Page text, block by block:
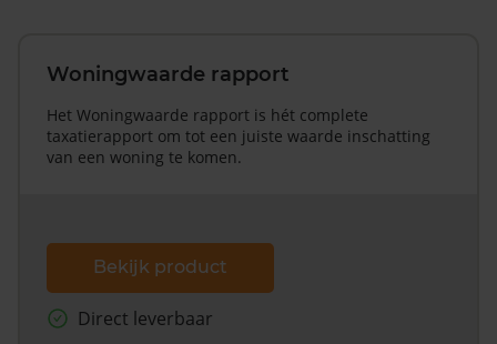
Woningwaarde rapport
Het Woningwaarde rapport is hét complete
taxatierapport om tot een juiste waarde inschatting
van een woning te komen.
Bekijk product
Direct leverbaar